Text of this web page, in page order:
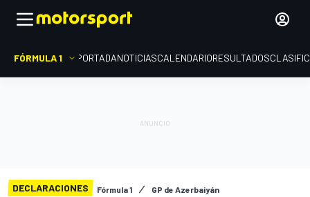
FÓRMULA 1 PORTADANOTICIASCALENDARIORESULTADOS
DECLARACIONES Fórmula 1 GP de Azerbaiyán